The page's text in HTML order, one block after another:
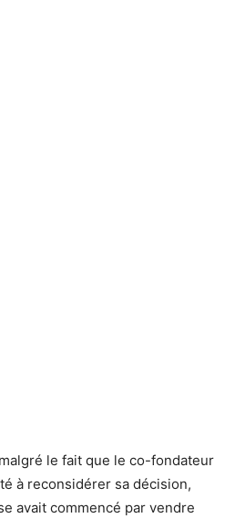
le fait que le co-fondateur
à reconsidérer sa décision,
avait commencé par vendre